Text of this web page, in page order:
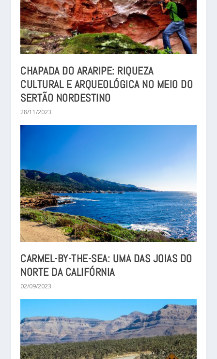
CHAPADA DO ARARIPE: RIQUEZA
CULTURAL E ARQUEOLÓGICA NO MEIO DO
SERTÃO NORDESTINO
28/11/2023
CARMEL-BY-THE-SEA: UMA DAS JOIAS DO
NORTE DA CALIFÓRNIA
02/09/2023